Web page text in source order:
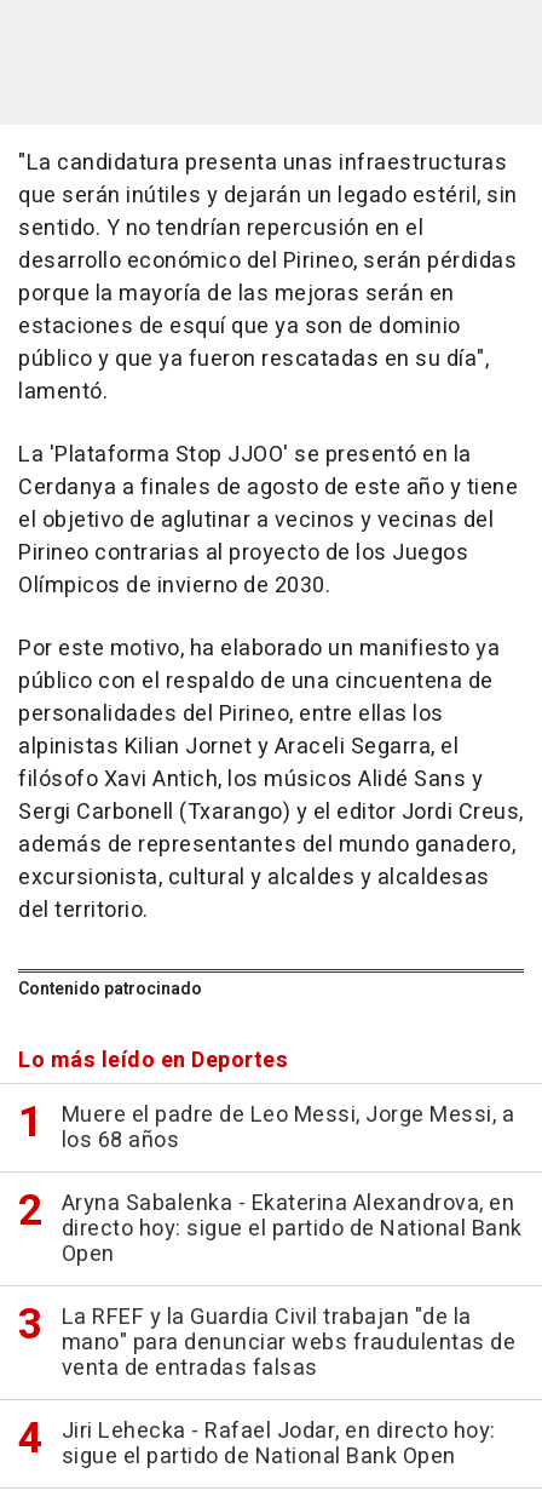
"La candidatura presenta unas infraestructuras
que serán inútiles y dejarán un legado estéril, sin
sentido. Y no tendrían repercusión en el
desarrollo económico del Pirineo, serán pérdidas
porque la mayoría de las mejoras serán en
estaciones de esquí que ya son de dominio
público y que ya fueron rescatadas en su día",
lamentó.
La 'Plataforma Stop JJOO' se presentó en la
Cerdanya a finales de agosto de este año y tiene
el objetivo de aglutinar a vecinos y vecinas del
Pirineo contrarias al proyecto de los Juegos
Olímpicos de invierno de 2030.
Por este motivo, ha elaborado un manifiesto ya
público con el respaldo de una cincuentena de
personalidades del Pirineo, entre ellas los
alpinistas Kilian Jornet y Araceli Segarra, el
filósofo Xavi Antich, los músicos Alidé Sans y
Sergi Carbonell (Txarango) y el editor Jordi Creus,
además de representantes del mundo ganadero,
excursionista, cultural y alcaldes y alcaldesas
del territorio.
Contenido patrocinado
Lo más leído en Deportes
Muere el padre de Leo Messi, Jorge Messi, a
los 68 años
Aryna Sabalenka - Ekaterina Alexandrova, en
directo hoy: sigue el partido de National Bank
Open
La RFEF y la Guardia Civil trabajan "de la
mano" para denunciar webs fraudulentas de
venta de entradas falsas
Jiri Lehecka - Rafael Jodar, en directo hoy:
sigue el partido de National Bank Open